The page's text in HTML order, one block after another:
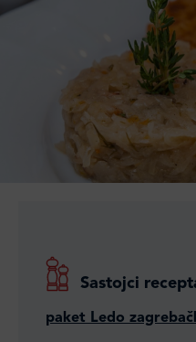
Sastojci
paket Ledo